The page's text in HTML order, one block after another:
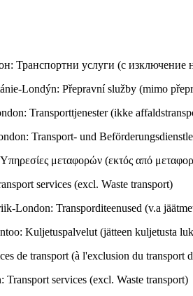
Транспортни услуги (с изключение
Londýn: Přepravní služby (mimo
Transporttjenester (ikke
Transport- und
μεταφορών (εκτός από
services (excl. Waste transport)
London: Transporditeenused (v.a
Kuljetuspalvelut (jätteen kuljetusta
de transport (à l'exclusion du transport
services (excl. Waste transport)